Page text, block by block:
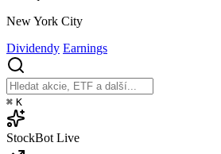
New York City
Dividendy Earnings
⌘ K
StockBot Live